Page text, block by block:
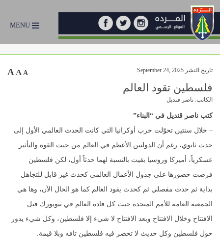
MENU
تاريخ النشر September 24, 2025 A A A
فلسطين تقود العالم
الكاتب: ناصر قنديل
كتب ناصر قنديل في “البناء”
– خلال سنتين تحوّلت حرب أوكرانيا التي كانت الحدث العالمي الأول إلى
حدث ثانوي، رغم أن الدولتين الأعظم في العالم من حيث القوة والتأثير
عسكرياً، أميركا وروسيا بقيت بالنسبة لهما حدثاً أول، لكن فلسطين
فرضت حضورها على جدول الأعمال العالمي كحدث غير قابل للتجاهل
بداية ثم حدث مفصلي ثم كحدث يقود العالم كما هو الحال الآن، وها هي
الجمعية العامة للأمم المتحدة حيث كل قادة العالم في نيويورك قبل
الافتتاح وخلال الافتتاح وبعد الافتتاح لا شيء إلا فلسطين، وكل شيء يدور
حول فلسطين وكل حديث لا تحضر فيه فلسطين تافه وبلا قيمة.